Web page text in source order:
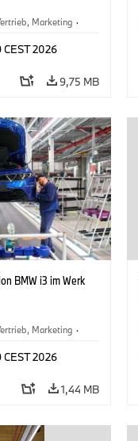
Marketing ·
2026
9,75 MB
BMW i3 im Werk
Marketing ·
2026
1,44 MB